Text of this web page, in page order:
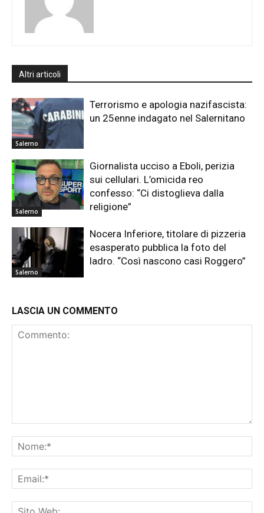
Altri articoli
Salerno
Terrorismo e apologia nazifascista:
un 25enne indagato nel Salernitano
Salerno
Giornalista ucciso a Eboli, perizia
sui cellulari. L’omicida reo
confesso: “Ci distoglieva dalla
religione”
Salerno
Nocera Inferiore, titolare di pizzeria
esasperato pubblica la foto del
ladro. “Così nascono casi Roggero”
LASCIA UN COMMENTO